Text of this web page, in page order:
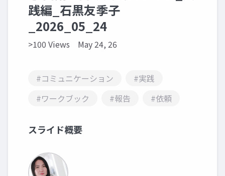
践編_石黒友季子
_2026_05_24
>100 Views May 24, 26
#コミュニケーション
#実践
#ワークブック
#報告 #依頼
スライド概要